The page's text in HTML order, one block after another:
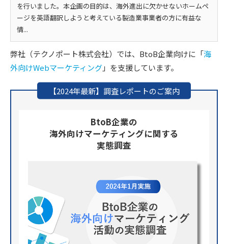
を行いました。本企画の目的は、海外進出に欠かせないホームペ
ージを英語翻訳しようと考えている製造業事業者の方に有益な
情...
弊社（テクノポート株式会社）では、BtoB企業向けに「海
外向けWebマーケティング」を支援しています。
【2024年最新】調査レポートのご案内
BtoB企業の
海外向けマーケティングに関する
実態調査